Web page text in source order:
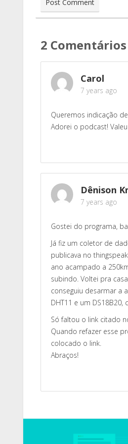
2 Comentários
Carol
7 years ago
Queremos indicação
Adorei o podcast!
Dênison
7 years ago
Gostei do programa,
Já fiz um coletor de
publicava no
ano acampado a
subindo. Voltei pra
conseguiu desarmar a
DHT11 e um
Só faltou o link citado
Quando refazer esse
colocado o link.
Abraços!